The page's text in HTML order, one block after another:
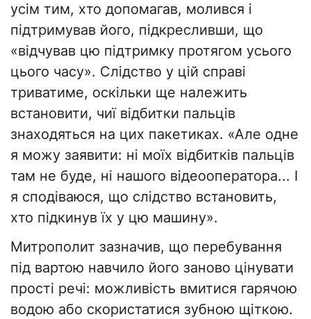
усім тим, хто допомагав, молився і
підтримував його, підкресливши, що
«відчував цю підтримку протягом усього
цього часу». Слідство у цій справі
триватиме, оскільки ще належить
встановити, чиї відбитки пальців
знаходяться на цих пакетиках. «Але одне
я можу заявити: ні моїх відбитків пальців
там не буде, ні нашого відеооператора... І
я сподіваюся, що слідство встановить,
хто підкинув їх у цю машину».
Митрополит зазначив, що перебування
під вартою навчило його заново цінувати
прості речі: можливість вмитися гарячою
водою або скористатися зубною щіткою.